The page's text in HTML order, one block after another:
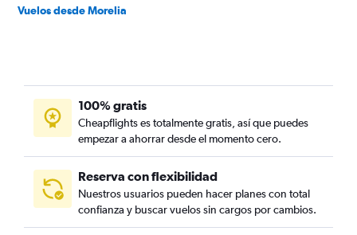
Vuelos desde Morelia
100% gratis
Cheapflights es totalmente gratis, así que puedes
empezar a ahorrar desde el momento cero.
Reserva con flexibilidad
Nuestros usuarios pueden hacer planes con total
confianza y buscar vuelos sin cargos por cambios.